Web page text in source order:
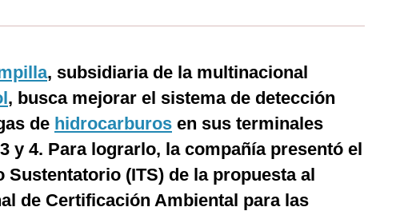
, subsidiaria de la multinacional
, busca mejorar el sistema de detección
de hidrocarburos en sus terminales
y 4. Para lograrlo, la compañía presentó el
Sustentatorio (ITS) de la propuesta al
de Certificación Ambiental para las